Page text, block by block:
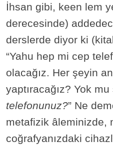
İhsan gibi, keen lem
derecesinde)
derslerde diyor ki
“Yahu hep mi cep
olacağız. Her şeyin
yaptıracağız? Yok
telefonunuz?” Ne
metafizik âleminizde,
coğrafyanızdaki